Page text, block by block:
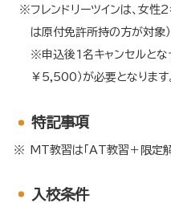
フレンドリーツインは、女
は原付免許所持の方が対象）
※申込後1名キャンセルとな
￥5,500）が必要となります
特記事項
MT教習は「AT教習＋限定解
入校条件